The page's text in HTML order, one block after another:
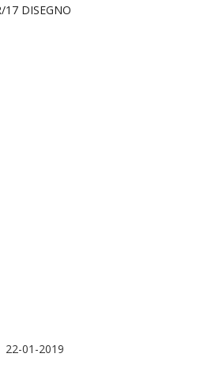
17 DISEGNO
22-01-2019